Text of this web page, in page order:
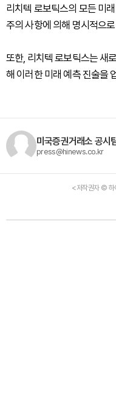
리치텍 로보틱스의 모든 미
주의 사항에 의해 명시적으
또한, 리치텍 로보틱스는 새
해 이러한 미래 예측 진술을
미국증권거래소 공시
press@hinews.co.kr
<저작권자 © 하